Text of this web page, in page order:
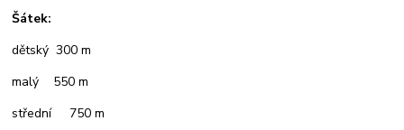
Šátek:
dětský 300 m
malý 550 m
střední 750 m